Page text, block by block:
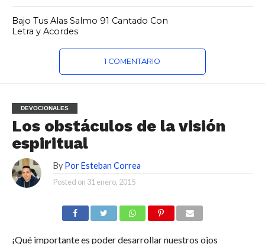
Bajo Tus Alas Salmo 91 Cantado Con
Letra y Acordes
1 COMENTARIO
DEVOCIONALES
Los obstáculos de la visión
espiritual
By Por Esteban Correa
Posted on 31 enero, 2015
¡Qué importante es poder desarrollar nuestros ojos